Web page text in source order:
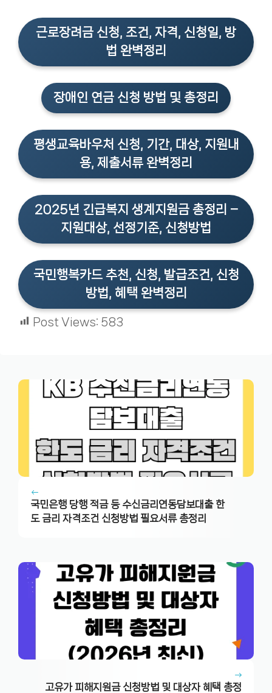
근로장려금 신청, 조건, 자격, 신청일, 방
법 완벽정리
장애인 연금 신청 방법 및 총정리
평생교육바우처 신청, 기간, 대상, 지원내
용, 제출서류 완벽정리
2025년 긴급복지 생계지원금 총정리 –
지원대상, 선정기준, 신청방법
국민행복카드 추천, 신청, 발급조건, 신청
방법, 혜택 완벽정리
Post Views: 583
국민은행 당행 적금 등 수신금리연동담보대출 한
도 금리 자격조건 신청방법 필요서류 총정리
고유가 피해지원금 신청방법 및 대상자 혜택 총정